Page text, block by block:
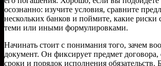
осознанно: изучите условия, сравните
нескольких банков и поймите, какие риски
теми или иными формулировками.
Начинать стоит с понимания того, зачем
документ. Он фиксирует предмет
сроки и порядок исполнения обязательств.